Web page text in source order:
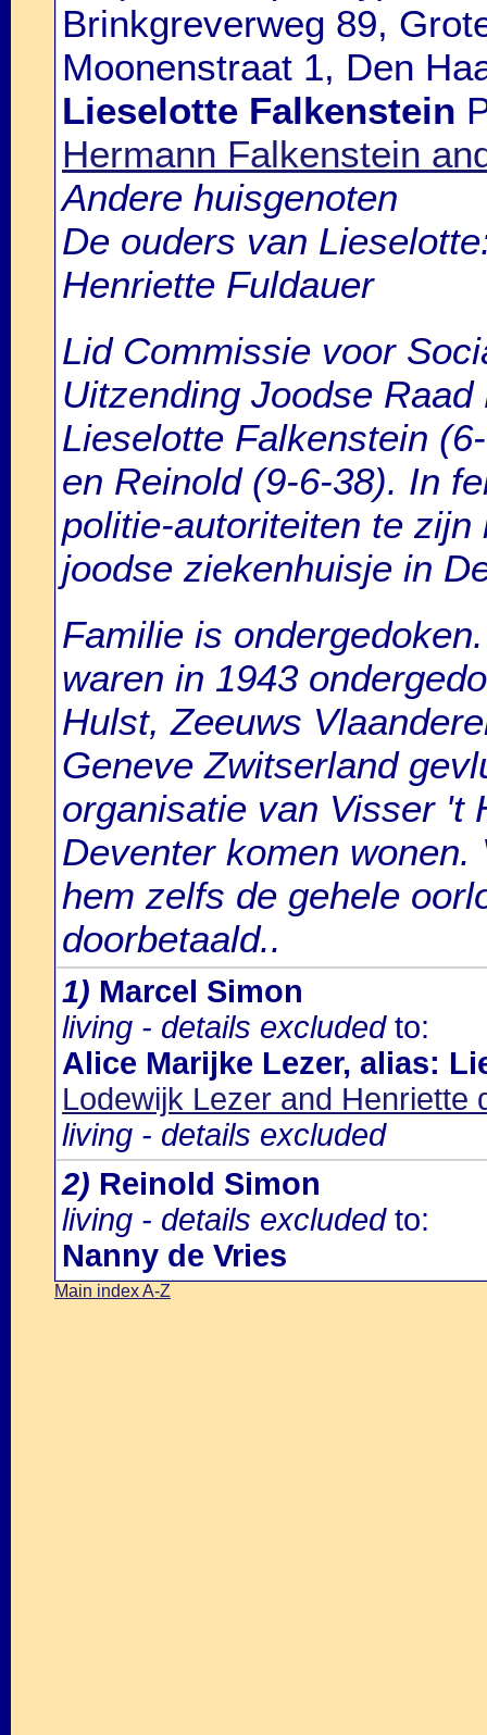
Brinkgreverweg 89,
Moonenstraat 1, Den
Lieselotte Falkenstein
Hermann Falkenstein
Andere huisgenoten
De ouders van
Henriette Fuldauer
Lid Commissie voor
Uitzending Joodse
Lieselotte Falkenstein
en Reinold (9-6-38). In
politie-autoriteiten te
joodse ziekenhuisje in
Familie is
waren in 1943
Hulst, Zeeuws
Geneve Zwitserland
organisatie van Visser 't
Deventer komen
hem zelfs de gehele
doorbetaald..
1) Marcel Simon
living - details excludedto:
Alice Marijke Lezer, alias:
Lodewijk Lezer and Henriette
living - details excluded
2) Reinold Simon
living - details excludedto:
Nanny de Vries
Main index A-Z